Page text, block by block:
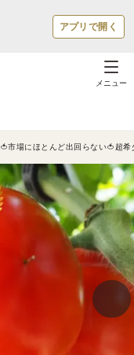
アプリで開く
メニュー
🍅市場にほとんど出回らない🍅超